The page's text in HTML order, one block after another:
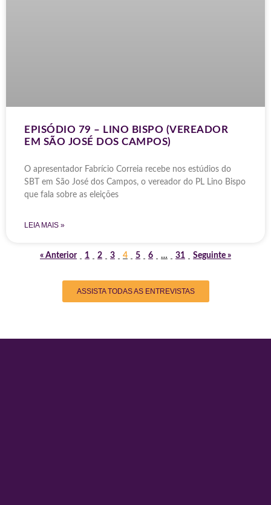
EPISÓDIO 79 – LINO BISPO (VEREADOR
EM SÃO JOSÉ DOS CAMPOS)
O apresentador Fabrício Correia recebe nos estúdios do
SBT em São José dos Campos, o vereador do PL Lino Bispo
que fala sobre as eleições
LEIA MAIS »
« Anterior 1 2 3 4 5 6 … 31 Seguinte »
ASSISTA TODAS AS ENTREVISTAS